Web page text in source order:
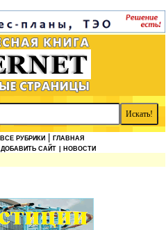
ВСЕ РУБРИКИ
ГЛАВНАЯ
ДОБАВИТЬ САЙТ | НОВОСТИ